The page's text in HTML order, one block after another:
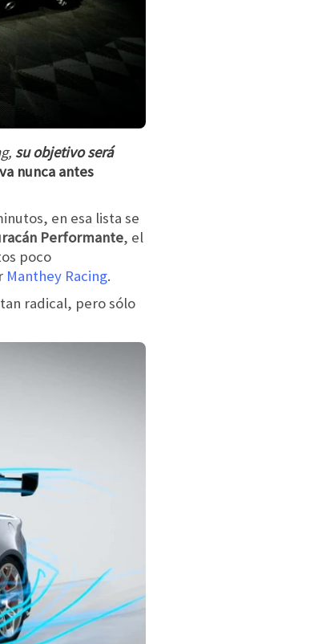
su objetivo será
nunca antes
en esa lista se
Performante, el
poco
Manthey Racing.
radical, pero sólo